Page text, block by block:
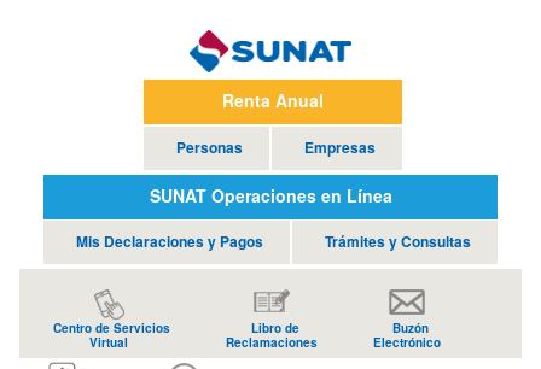
Renta Anual
Personas Empresas
SUNAT Operaciones en Línea
Mis Declaraciones y Pagos Trámites y Consultas
Centro de Servicios
Virtual
Libro de
Reclamaciones
Buzón
Electrónico